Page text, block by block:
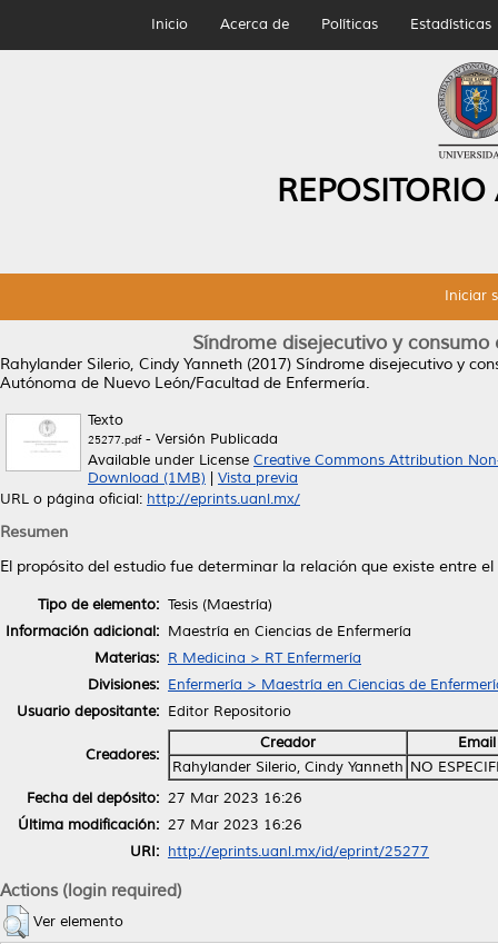
Inicio Acerca de Políticas Estadísticas
Iniciar
Síndrome disejecutivo y
Rahylander Silerio, Cindy Yanneth (2017) Síndrome disejecutivo y
Autónoma de Nuevo León/Facultad de Enfermería.
Texto
25277.pdf- Versión Publicada
Available under License Creative Commons Attribution
Download (1MB)
Vista previa
URL o página oficial: http://eprints.uanl.mx/
Resumen
El propósito del estudio fue determinar la relación que existe entre
Tipo de elemento: Tesis (Maestría)
Información adicional: Maestría en Ciencias de Enfermería
Materias: R Medicina > RT Enfermería
Divisiones: Enfermería > Maestría en Ciencias de
Usuario depositante: Editor Repositorio
Creadores:
Creador
Email
Rahylander Silerio, Cindy Yanneth NO
Fecha del depósito: 27 Mar 2023 16:26
Última modificación: 27 Mar 2023 16:26
URI: http://eprints.uanl.mx/id/eprint/25277
Actions (login required)
Ver elemento